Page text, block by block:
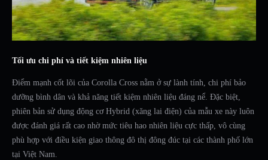
Tối ưu chi phí và tiết kiệm nhiên liệu
Điểm mạnh cốt lõi của Corolla Cross nằm ở sự lành tính, chi phí bảo
dưỡng bình dân và khả năng tiết kiệm nhiên liệu đáng nể. Đặc biệt,
phiên bản sử dụng động cơ Hybrid (xăng lai điện) của mẫu xe này luôn
được đánh giá rất cao nhờ mức tiêu hao nhiên liệu cực thấp, vô cùng
phù hợp với điều kiện giao thông đô thị đông đúc tại các thành phố lớn
tại Việt Nam.